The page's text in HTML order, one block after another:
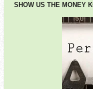
SHOW US THE MONEY